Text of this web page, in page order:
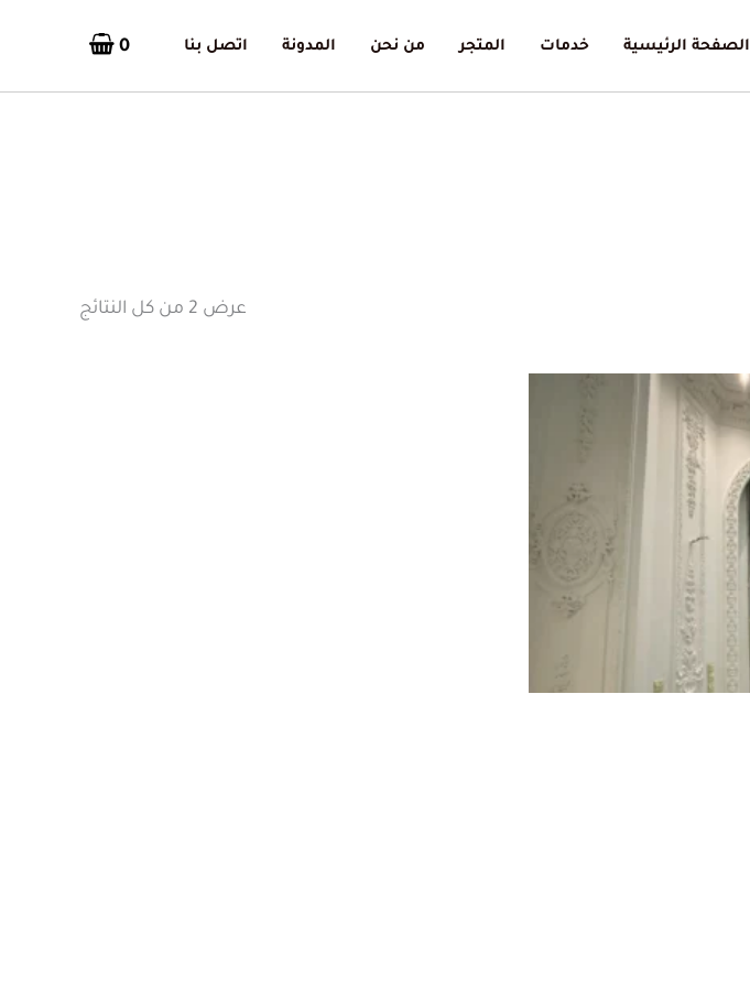
الصفحة الرئيسية خدمات المتجر من نحن المدونة اتصل بنا 0
عرض ⁦2⁩ من كل النتائج